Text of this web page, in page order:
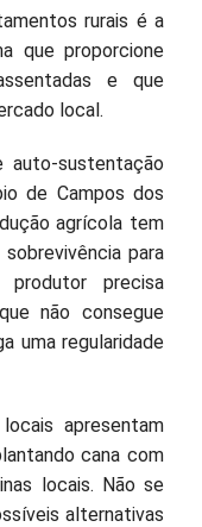
rurais é a
que proporcione
e que
local.
auto-sustentação
de Campos dos
agrícola tem
para
precisa
não consegue
uma regularidade
apresentam
cana com
locais. Não se
alternativas